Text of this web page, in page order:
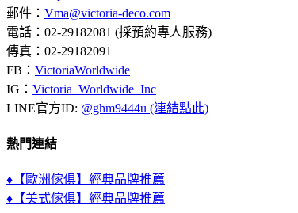
郵件： Vma@victoria-deco.com
電話：02-29182081 (採預約專人服務)
傳真：02-29182091
FB： VictoriaWorldwide
IG： Victoria_Worldwide_Inc
LINE官方ID: @ghm9444u (連結點此)
熱門連結
♦【歐洲傢俱】經典品牌推薦
♦【美式傢俱】經典品牌推薦